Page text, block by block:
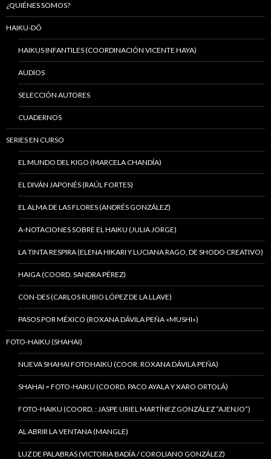
¿QUIÉNES SOMOS?
HAIKU-DÔ
HAIKUS INFANTILES (COORDINACIÓN VICENTE HAYA)
AUDIOS
SELECCIÓN AUTORES
CUADERNOS
SERIES EN CURSO
EL MUNDO DEL KIGO (MARCELA CHANDÍA)
EL DIVÁN JAPONÉS (RAÚL FORTES)
EL ALMA DE LAS FLORES (ANDRÉS GONZÁLEZ)
A-NOTACIONES SOBRE EL HAIKU (JULIA JORGE)
LA TINTA RESPIRA (ELENA HIKARI Y LUCIANA RAGO, DE SHODO CREATIVO)
HAIGA (COORD. SANDRA PÉREZ)
CON-DES (CARLOS RUBIO LÓPEZ DE LA LLAVE)
PASOS POR MÉXICO (ROXANA DÁVILA PEÑA «MUSHI»)
FOTO-HAIKU (SHAHAI)
NUEVA SHAHAI FOTOHAIKU (COOR. ROXANA DÁVILA PEÑA)
SHAHAI = FOTO-HAIKU (COORD. PACO AYALA Y XARO ORTOLÁ)
FOTO-HAIKU (COORD. : JASPE URIEL MARTÍNEZ GONZÁLEZ “AJENJO”)
AL ABRIR LA VENTANA (MANGLE)
LUZ DE PALABRAS (VICTORIA BADÍA / COROLIANO GONZÁLEZ)